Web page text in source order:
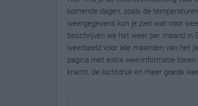
komende dagen, zoals de
weergegevens kun je zien wat voor
beschrijven we het weer per maand in
weerbeeld voor alle maanden van het
pagina met extra weerinformatie
kracht, de luchtdruk en meer goede